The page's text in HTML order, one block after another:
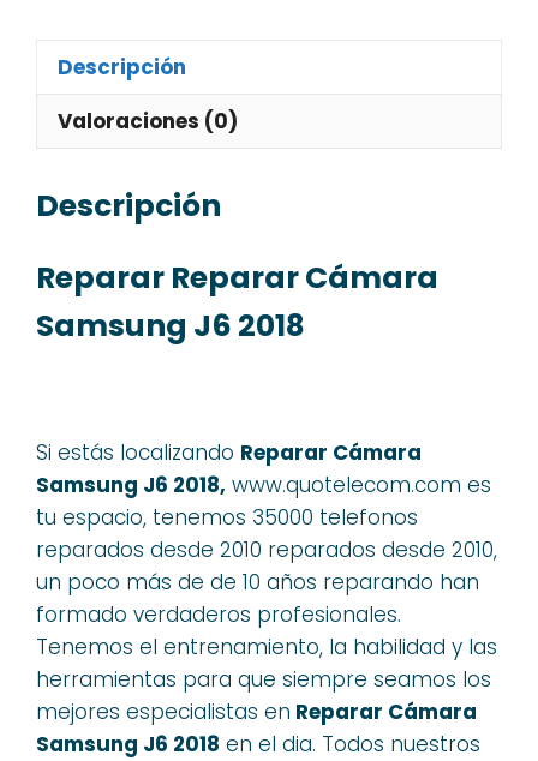
Descripción
Valoraciones (0)
Descripción
Reparar Reparar Cámara
Samsung J6 2018
Si estás localizando Reparar Cámara
Samsung J6 2018, www.quotelecom.com es
tu espacio, tenemos 35000 telefonos
reparados desde 2010 reparados desde 2010,
un poco más de de 10 años reparando han
formado verdaderos profesionales.
Tenemos el entrenamiento, la habilidad y las
herramientas para que siempre seamos los
mejores especialistas en Reparar Cámara
Samsung J6 2018 en el dia. Todos nuestros